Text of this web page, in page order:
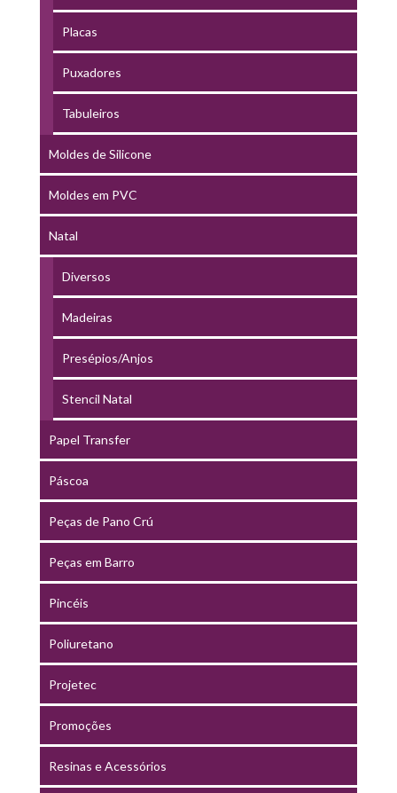
Placas
Puxadores
Tabuleiros
Moldes de Silicone
Moldes em PVC
Natal
Diversos
Madeiras
Presépios/Anjos
Stencil Natal
Papel Transfer
Páscoa
Peças de Pano Crú
Peças em Barro
Pincéis
Poliuretano
Projetec
Promoções
Resinas e Acessórios